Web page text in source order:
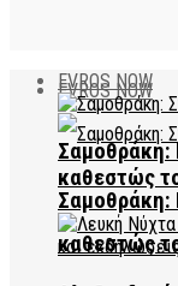
EVROS NOW
Σαμοθράκη:
καθεστώς
EVROS NOW
Σαμοθράκη:
καθεστώς